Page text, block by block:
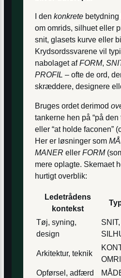
I den konkrete betydning
om omrids, silhuet eller
snit, glasets kurve eller
Krydsordssvarene vil
nabolaget afFORM,
PROFIL – ofte de ord,
skræddere, designere
Bruges ordet derimod
tankerne hen på “på den
eller “at holde faconen”
Her er løsninger som
MANER eller FORM
mere oplagte. Skemaet
hurtigt overblik:
Ledetrådens
kontekst
Tøj, syning,
design
Arkitektur, teknik
Opførsel, adfærd